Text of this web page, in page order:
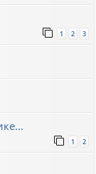
1 2 3
1 2